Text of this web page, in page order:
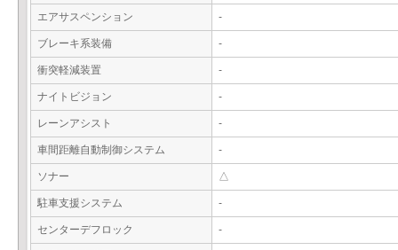
エアサスペンション -
ブレーキ系装備 -
衝突軽減装置 -
ナイトビジョン -
レーンアシスト -
車間距離自動制御システム -
ソナー △
駐車支援システム -
センターデフロック -